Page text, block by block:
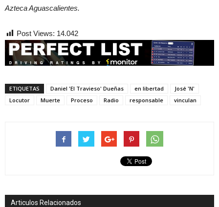
Azteca Aguascalientes.
Post Views: 14.042
ETIQUETAS Daniel 'El Travieso' Dueñas en libertad
José 'N'
Locutor
Muerte Proceso Radio responsable vinculan
Articulos Relacionados